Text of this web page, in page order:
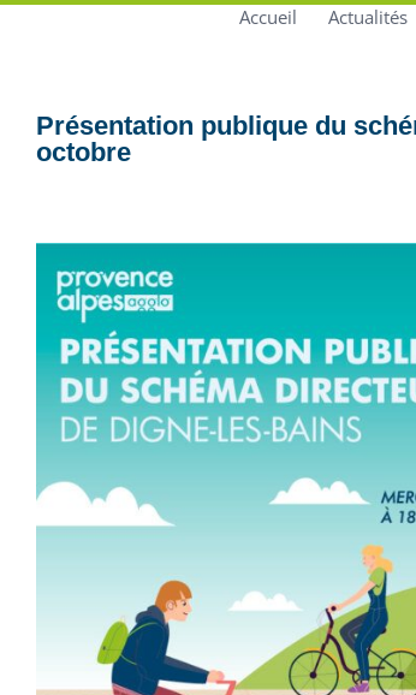
Accueil Actualités
Présentation publique du
octobre